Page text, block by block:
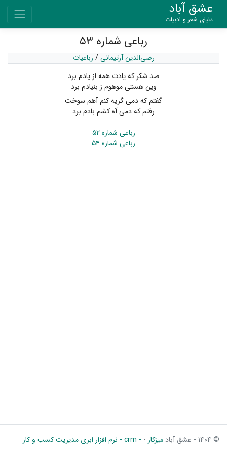
عشق آباد
دنیای شعر و ادبیات
رباعی شماره ۵۳
رضی‌الدین آرتیمانی/ رباعیات
صد شکر که یادت همه از یادم برد
وین هستی موهوم ز بنیادم برد
گفتم که دمی گریه کنم آهم سوخت
رفتم که دمی آه کشم بادم برد
رباعی شماره ۵۲
رباعی شماره ۵۴
© ۱۴۰۴ - عشق آباد میزکار - - crm - نرم افزار ابری مدیریت کسب و کار